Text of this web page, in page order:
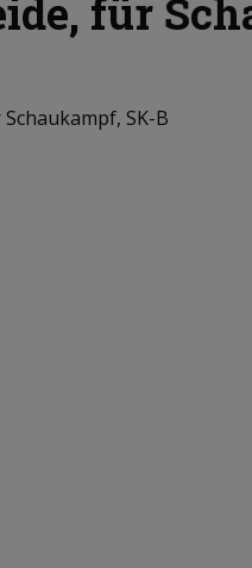
für